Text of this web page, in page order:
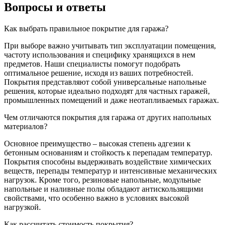
Вопросы и ответы
Как выбрать правильное покрытие для гаража?
При выборе важно учитывать тип эксплуатации помещения,
частоту использования и специфику хранящихся в нем
предметов. Наши специалисты помогут подобрать
оптимальное решение, исходя из ваших потребностей.
Покрытия представляют собой универсальные напольные
решения, которые идеально подходят для частных гаражей,
промышленных помещений и даже неотапливаемых гаражах.
Чем отличаются покрытия для гаража от других напольных
материалов?
Основное преимущество – высокая степень адгезии к
бетонным основаниям и стойкость к перепадам температур.
Покрытия способны выдерживать воздействие химических
веществ, перепады температур и интенсивные механических
нагрузок. Кроме того, резиновые напольные, модульные
напольные и наливные полы обладают антискользящими
свойствами, что особенно важно в условиях высокой
нагрузкой.